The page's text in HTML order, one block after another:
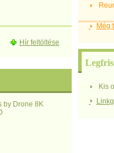
Hír feltöltése
by Drone 8K
Még
Kis